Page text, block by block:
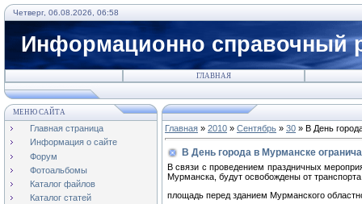
Четверг, 06.08.2026, 06:58
Информационно справочный
ГЛАВНАЯ
МЕНЮ САЙТА
Главная страница
Информация о сайте
Форум
Фотоальбомы
Каталог файлов
Каталог статей
Главная » 2010 » Сентябрь » 30 » В День
В День города в Мурманске
В связи с проведением праздничных
Мурманска, будут освобождены от
площадь перед зданием Мурманского